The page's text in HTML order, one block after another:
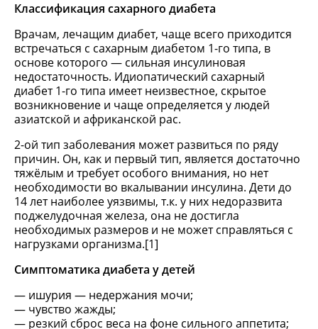
Классификация сахарного диабета
Врачам, лечащим диабет, чаще всего приходится
встречаться с сахарным диабетом 1-го типа, в
основе которого — сильная инсулиновая
недостаточность. Идиопатический сахарный
диабет 1-го типа имеет неизвестное, скрытое
возникновение и чаще определяется у людей
азиатской и африканской рас.
2-ой тип заболевания может развиться по ряду
причин. Он, как и первый тип, является достаточно
тяжёлым и требует особого внимания, но нет
необходимости во вкалывании инсулина. Дети до
14 лет наиболее уязвимы, т.к. у них недоразвита
поджелудочная железа, она не достигла
необходимых размеров и не может справляться с
нагрузками организма.[1]
Симптоматика диабета у детей
ишурия — недержания мочи;
чувство жажды;
резкий сброс веса на фоне сильного аппетита;